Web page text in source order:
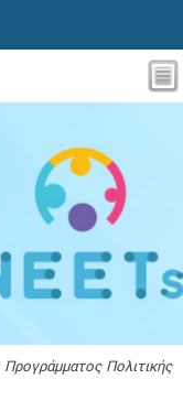
Πολιτικής